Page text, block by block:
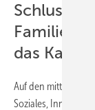
das
Auf den mittleren
Soziales, Inneres